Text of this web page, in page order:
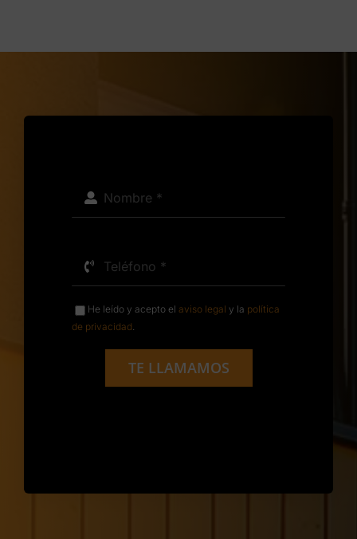
He leído y acepto el aviso legal y la política
de privacidad
TE LLAMAMOS